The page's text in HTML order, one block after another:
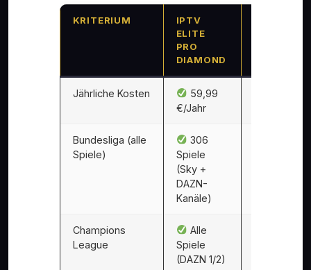
KRITERIUM
IPTV
ELITE
PRO
DIAMOND
Jährliche Kosten
59,99
€/Jahr
Bundesliga (alle
Spiele)
306
Spiele
(Sky +
DAZN-
Kanäle)
Champions
League
Alle
Spiele
(DAZN 1/2)